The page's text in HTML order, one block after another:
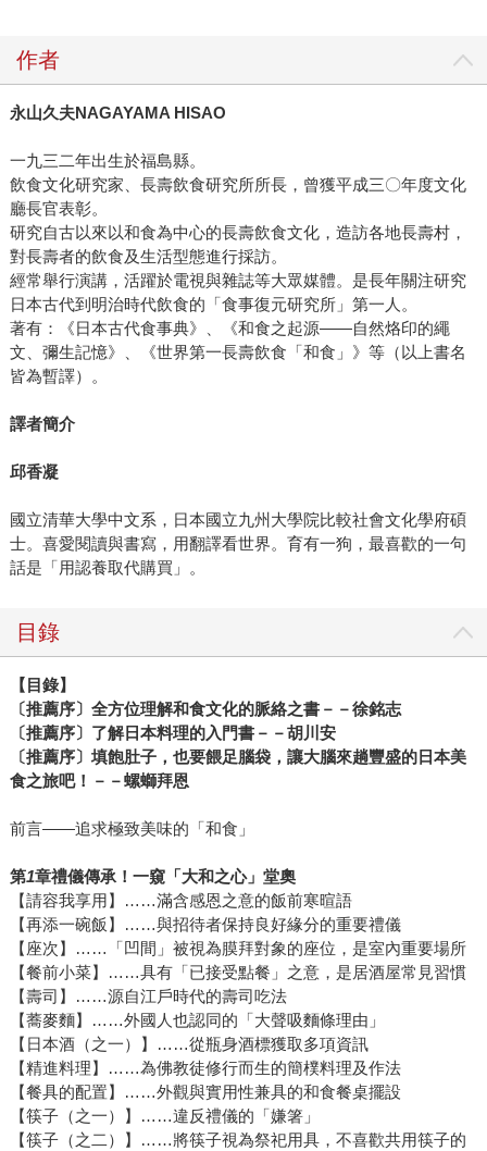
作者
永山久夫NAGAYAMA HISAO
一九三二年出生於福島縣。
飲食文化研究家、長壽飲食研究所所長，曾獲平成三〇年度文化
廳長官表彰。
研究自古以來以和食為中心的長壽飲食文化，造訪各地長壽村，
對長壽者的飲食及生活型態進行採訪。
經常舉行演講，活躍於電視與雜誌等大眾媒體。是長年關注研究
日本古代到明治時代飲食的「食事復元研究所」第一人。
著有：《日本古代食事典》、《和食之起源――自然烙印的繩
文、彌生記憶》、《世界第一長壽飲食「和食」》等（以上書名
皆為暫譯）。
譯者簡介
邱香凝
國立清華大學中文系，日本國立九州大學院比較社會文化學府碩
士。喜愛閱讀與書寫，用翻譯看世界。育有一狗，最喜歡的一句
話是「用認養取代購買」。
目錄
【目錄】
〔推薦序〕全方位理解和食文化的脈絡之書－－徐銘志
〔推薦序〕了解日本料理的入門書－－胡川安
〔推薦序〕填飽肚子，也要餵足腦袋，讓大腦來趟豐盛的日本美
食之旅吧！－－螺螄拜恩
前言――追求極致美味的「和食」
第1章禮儀傳承！一窺「大和之心」堂奧
【請容我享用】……滿含感恩之意的飯前寒暄語
【再添一碗飯】……與招待者保持良好緣分的重要禮儀
【座次】……「凹間」被視為膜拜對象的座位，是室內重要場所
【餐前小菜】……具有「已接受點餐」之意，是居酒屋常見習慣
【壽司】……源自江戶時代的壽司吃法
【蕎麥麵】……外國人也認同的「大聲吸麵條理由」
【日本酒（之一）】……從瓶身酒標獲取多項資訊
【精進料理】……為佛教徒修行而生的簡樸料理及作法
【餐具的配置】……外觀與實用性兼具的和食餐桌擺設
【筷子（之一）】……違反禮儀的「嫌箸」
【筷子（之二）】……將筷子視為祭祀用具，不喜歡共用筷子的